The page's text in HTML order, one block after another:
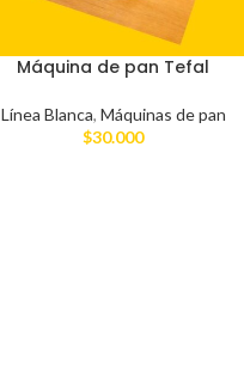
Máquina de pan Tefal
Línea Blanca, Máquinas de pan
$30.000